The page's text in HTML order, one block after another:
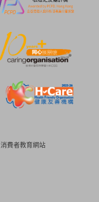
消費者教育網站